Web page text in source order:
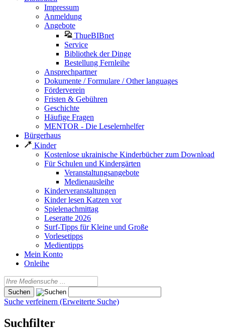
Impressum
Anmeldung
Angebote
ThueBIBnet
Service
Bibliothek der Dinge
Bestellung Fernleihe
Ansprechpartner
Dokumente / Formulare / Other languages
Förderverein
Fristen & Gebühren
Geschichte
Häufige Fragen
MENTOR - Die Leselernhelfer
Bürgerhaus
Kinder
Kostenlose ukrainische Kinderbücher zum Download
Für Schulen und Kindergärten
Veranstaltungsangebote
Medienausleihe
Kinderveranstaltungen
Kinder lesen Katzen vor
Spielenachmittag
Leseratte 2026
Surf-Tipps für Kleine und Große
Vorlesetipps
Medientipps
Mein Konto
Onleihe
Suche verfeinern (Erweiterte Suche)
Suchfilter